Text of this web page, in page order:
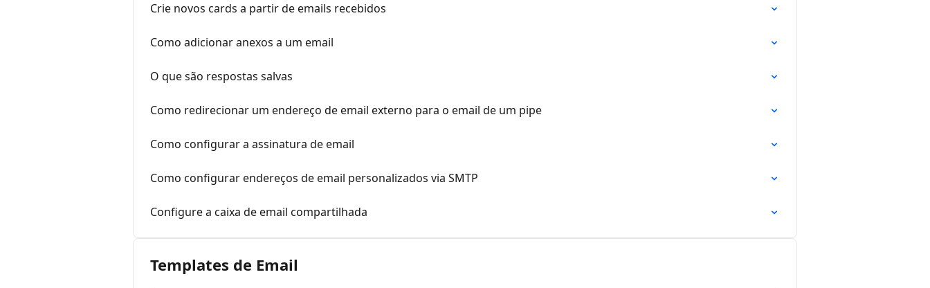
Crie novos cards a partir de emails recebidos
Como adicionar anexos a um email
O que são respostas salvas
Como redirecionar um endereço de email externo para o email de um pipe
Como configurar a assinatura de email
Como configurar endereços de email personalizados via SMTP
Configure a caixa de email compartilhada
Templates de Email